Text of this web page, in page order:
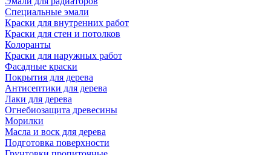
Специальные эмали
Краски для внутренних работ
Краски для стен и потолков
Колоранты
Краски для наружных работ
Фасадные краски
Покрытия для дерева
Антисептики для дерева
Лаки для дерева
Огнебиозащита древесины
Морилки
Масла и воск для дерева
Подготовка поверхности